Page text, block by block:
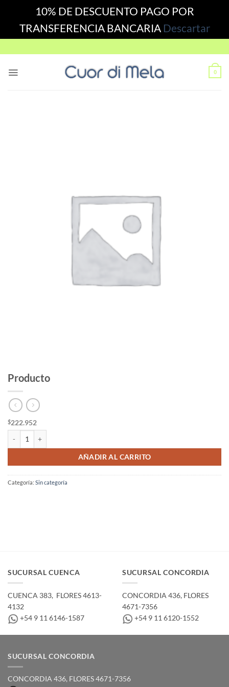
10% DE DESCUENTO PAGO POR
TRANSFERENCIA BANCARIA Descartar
to
0
Producto
$222.952
AÑADIR AL CARRITO
Categoría: Sin categoría
SUCURSAL CUENCA
CUENCA 383, ­ FLORES 4613-
4132
+54 9 11 6146-1587
SUCURSAL CONCORDIA
CONCORDIA 436,­ FLORES
4671-7356
+54 9 11 6120-1552
SUCURSAL CONCORDIA
CONCORDIA 436,­ FLORES 4671-7356